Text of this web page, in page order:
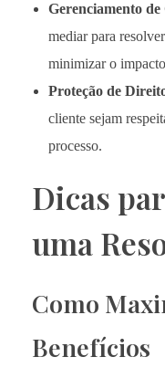
Gerenciamento
mediar para
minimizar o
Proteção de
cliente sejam
processo.
Dicas
uma
Como
Benefícios